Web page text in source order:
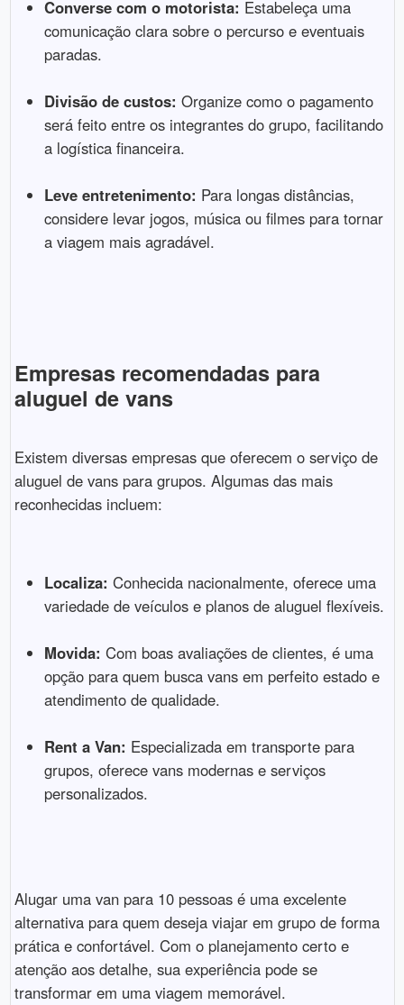
Converse com o motorista: Estabeleça uma
comunicação clara sobre o percurso e eventuais
paradas.
Divisão de custos: Organize como o pagamento
será feito entre os integrantes do grupo, facilitando
a logística financeira.
Leve entretenimento: Para longas distâncias,
considere levar jogos, música ou filmes para tornar
a viagem mais agradável.
Empresas recomendadas para
aluguel de vans
Existem diversas empresas que oferecem o serviço de
aluguel de vans para grupos. Algumas das mais
reconhecidas incluem:
Localiza: Conhecida nacionalmente, oferece uma
variedade de veículos e planos de aluguel flexíveis.
Movida: Com boas avaliações de clientes, é uma
opção para quem busca vans em perfeito estado e
atendimento de qualidade.
Rent a Van: Especializada em transporte para
grupos, oferece vans modernas e serviços
personalizados.
Alugar uma van para 10 pessoas é uma excelente
alternativa para quem deseja viajar em grupo de forma
prática e confortável. Com o planejamento certo e
atenção aos detalhe, sua experiência pode se
transformar em uma viagem memorável.